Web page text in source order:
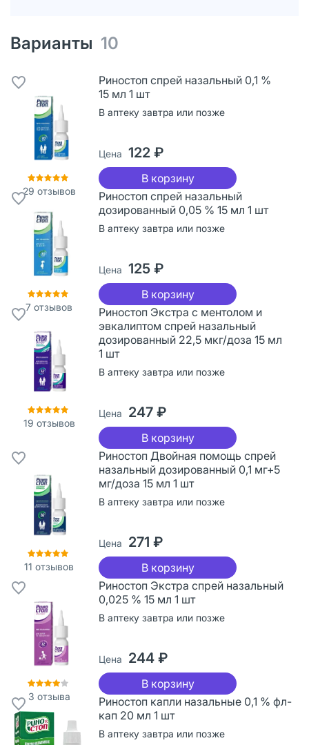
Варианты 10
29 отзывов
Риностоп спрей назальный 0,1 %
15 мл 1 шт
В аптеку завтра или позже
Цена 122 ₽
В корзину
7 отзывов
Риностоп спрей назальный
дозированный 0,05 % 15 мл 1 шт
В аптеку завтра или позже
Цена 125 ₽
В корзину
19 отзывов
Риностоп Экстра с ментолом и
эвкалиптом спрей назальный
дозированный 22,5 мкг/доза 15 мл
1 шт
В аптеку завтра или позже
Цена 247 ₽
В корзину
11 отзывов
Риностоп Двойная помощь спрей
назальный дозированный 0,1 мг+5
мг/доза 15 мл 1 шт
В аптеку завтра или позже
Цена 271 ₽
В корзину
3 отзыва
Риностоп Экстра спрей назальный
0,025 % 15 мл 1 шт
В аптеку завтра или позже
Цена 244 ₽
В корзину
Риностоп капли назальные 0,1 % фл-
кап 20 мл 1 шт
В аптеку завтра или позже